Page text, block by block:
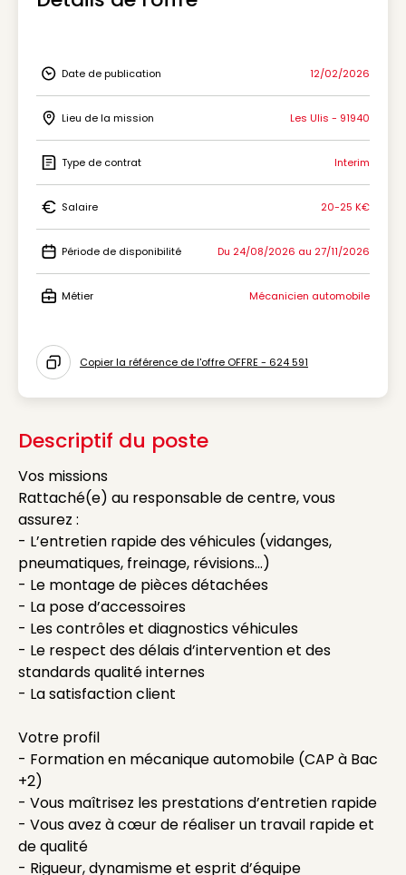
Icon Date de publication
Date de publication 12/02/2026
Icon Lieu de la mission
Lieu de la mission Les Ulis - 91940
Icon Type de contrat
Type de contrat Interim
Icon Salaire
Salaire 20-25 K€
Icon Période de disponibilité
Période de disponibilité Du 24/08/2026 au 27/11/2026
Métier Mécanicien automobile
Icon copy to clipboard
Copier la référence de l'offre OFFRE - 624 591
Descriptif du poste
Vos missions
Rattaché(e) au responsable de centre, vous
assurez :
- L’entretien rapide des véhicules (vidanges,
pneumatiques, freinage, révisions…)
- Le montage de pièces détachées
- La pose d’accessoires
- Les contrôles et diagnostics véhicules
- Le respect des délais d’intervention et des
standards qualité internes
- La satisfaction client
Votre profil
- Formation en mécanique automobile (CAP à Bac
+2)
- Vous maîtrisez les prestations d’entretien rapide
- Vous avez à cœur de réaliser un travail rapide et
de qualité
- Rigueur, dynamisme et esprit d’équipe